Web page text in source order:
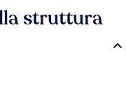
struttura